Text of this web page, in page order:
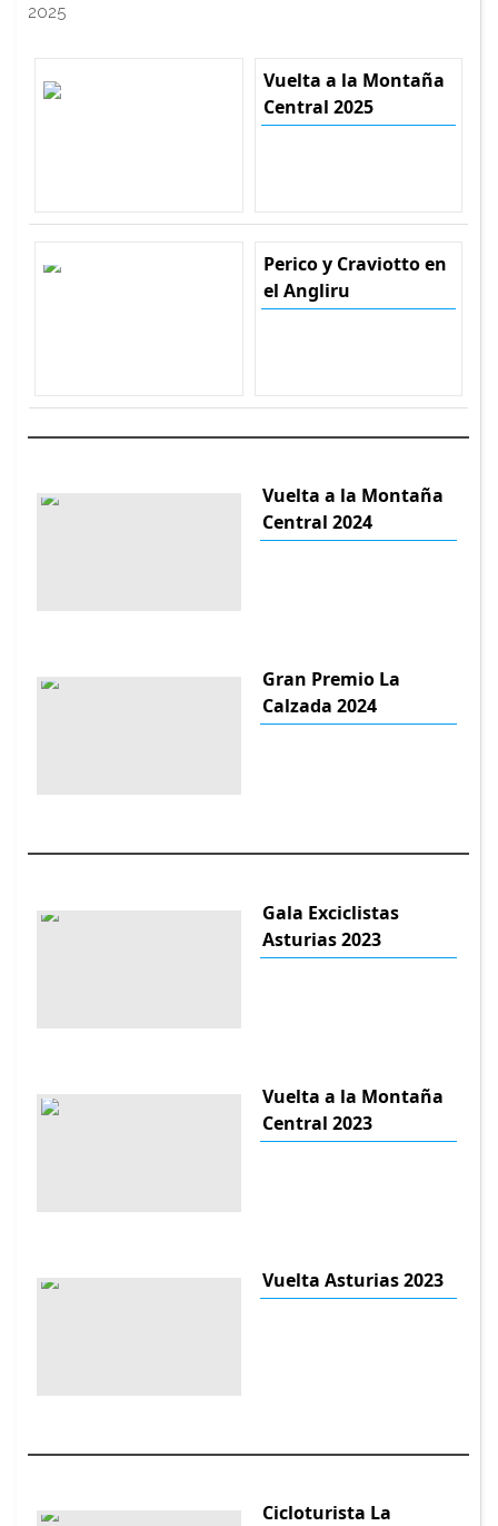
2025
Vuelta a la Montaña
Central 2025
Perico y Craviotto en
el Angliru
Vuelta a la Montaña
Central 2024
Gran Premio La
Calzada 2024
Gala Exciclistas
Asturias 2023
Vuelta a la Montaña
Central 2023
Vuelta Asturias 2023
Cicloturista La